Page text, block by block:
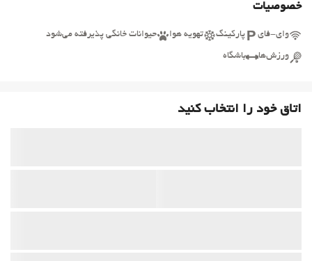
خصوصیات
وای-فای پارکینگ تهویه هوا حیوانات خانگی پذیرفته می‌شود
ورزش‌ها باشگاه
اتاق خود را انتخاب کنید